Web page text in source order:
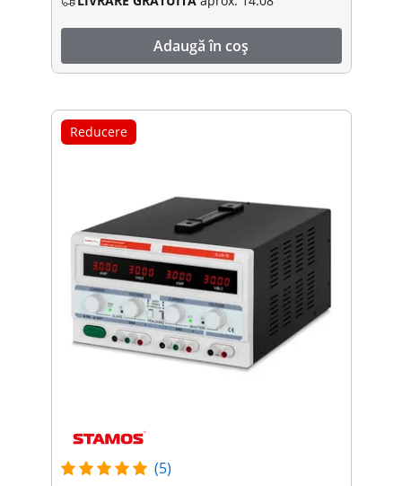
Adaugă în coș
Reducere
(5)